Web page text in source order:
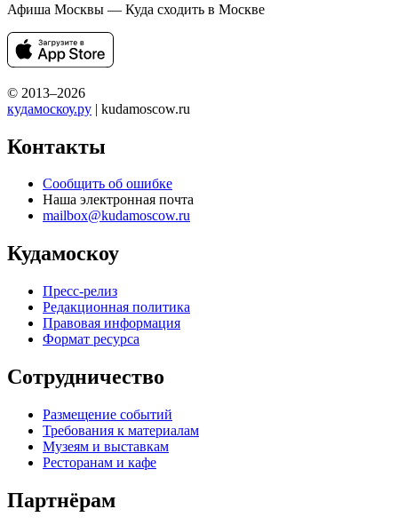
Афиша Москвы — Куда сходить в Москве
© 2013–2026
кудамоскоу.ру | kudamoscow.ru
Контакты
Сообщить об ошибке
Наша электронная почта
mailbox@kudamoscow.ru
Кудамоскоу
Пресс-релиз
Редакционная политика
Правовая информация
Формат ресурса
Сотрудничество
Размещение событий
Требования к материалам
Музеям и выставкам
Ресторанам и кафе
Партнёрам